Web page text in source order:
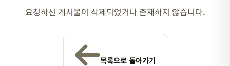
요청하신 게시물이 삭제되었거나 존재하지 않습니다.
목록으로 돌아가기